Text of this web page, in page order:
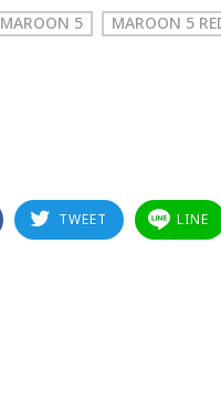
MAROON 5 MAROON 5
TWEET LINE